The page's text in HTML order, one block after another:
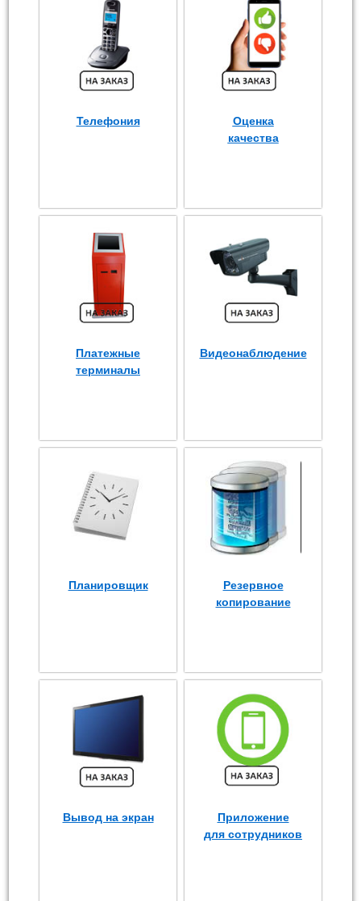
Телефония
Оценка
качества
Платежные
терминалы
Видеонаблюдение
Планировщик
Резервное
копирование
Вывод на экран
Приложение
для сотрудников